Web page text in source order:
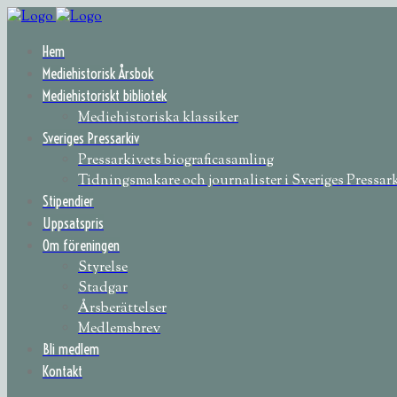
Hem
Mediehistorisk Årsbok
Mediehistoriskt bibliotek
Mediehistoriska klassiker
Sveriges Pressarkiv
Pressarkivets biograficasamling
Tidningsmakare och journalister i Sveriges
Stipendier
Uppsatspris
Om föreningen
Styrelse
Stadgar
Årsberättelser
Medlemsbrev
Bli medlem
Kontakt